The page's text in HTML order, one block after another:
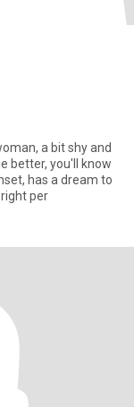
a bit shy and
better, you'll know
has a dream to
per